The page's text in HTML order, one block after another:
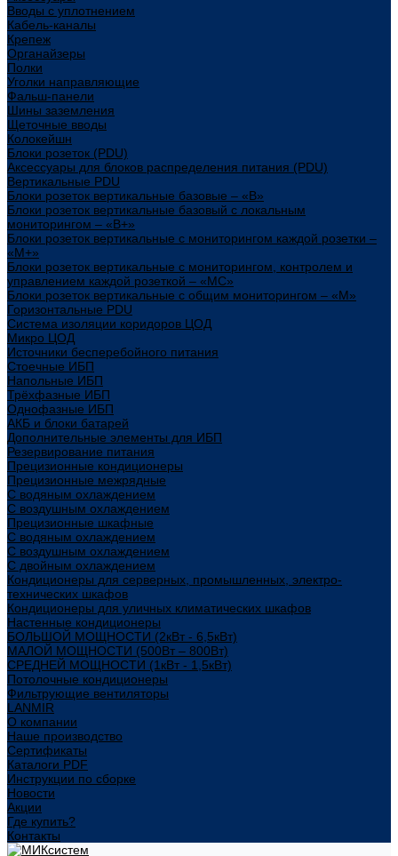
Вводы с уплотнением
Кабель-каналы
Крепеж
Органайзеры
Полки
Уголки направляющие
Фальш-панели
Шины заземления
Щеточные вводы
Колокейшн
Блоки розеток (PDU)
Аксессуары для блоков распределения питания (PDU)
Вертикальные PDU
Блоки розеток вертикальные базовые – «В»
Блоки розеток вертикальные базовый с локальным
мониторингом – «В+»
Блоки розеток вертикальные с мониторингом каждой розетки –
«М+»
Блоки розеток вертикальные с мониторингом, контролем и
управлением каждой розеткой – «МС»
Блоки розеток вертикальные с общим мониторингом – «М»
Горизонтальные PDU
Система изоляции коридоров ЦОД
Микро ЦОД
Источники бесперебойного питания
Стоечные ИБП
Напольные ИБП
Трёхфазные ИБП
Однофазные ИБП
АКБ и блоки батарей
Дополнительные элементы для ИБП
Резервирование питания
Прецизионные кондиционеры
Прецизионные межрядные
С водяным охлаждением
С воздушным охлаждением
Прецизионные шкафные
С водяным охлаждением
С воздушным охлаждением
С двойным охлаждением
Кондиционеры для серверных, промышленных, электро-
технических шкафов
Кондиционеры для уличных климатических шкафов
Настенные кондиционеры
БОЛЬШОЙ МОЩНОСТИ (2кВт - 6,5кВт)
МАЛОЙ МОЩНОСТИ (500Вт – 800Вт)
СРЕДНЕЙ МОЩНОСТИ (1кВт - 1,5кВт)
Потолочные кондиционеры
Фильтрующие вентиляторы
LANMIR
О компании
Наше производство
Сертификаты
Каталоги PDF
Инструкции по сборке
Новости
Акции
Где купить?
Контакты